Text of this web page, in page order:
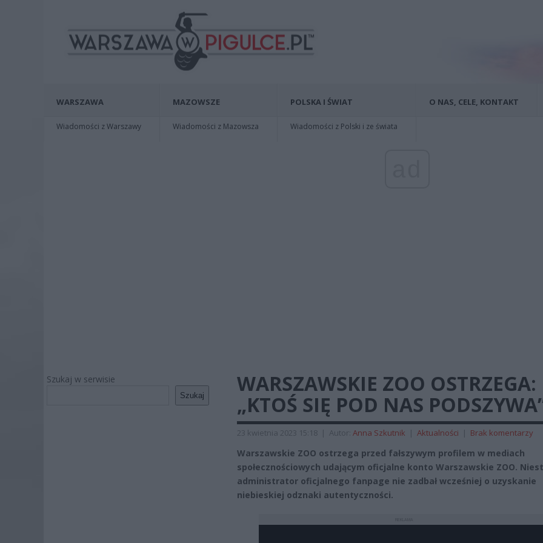
WARSZAWA
Wiadomości z Warszawy
MAZOWSZE
Wiadomości z Mazowsza
POLSKA I ŚWIAT
Wiadomości z Polski i ze świata
O NAS, CELE, KONTAKT
Szukaj w serwisie
Szukaj
WARSZAWSKIE ZOO OSTRZEGA:
„KTOŚ SIĘ POD NAS
23 kwietnia 2023 15:18 | Autor: Anna Szkutnik | Aktualności | Brak komentarzy
Warszawskie ZOO ostrzega przed fałszywym profilem w mediach
społecznościowych udającym oficjalne konto Warszawskie ZOO.
administrator oficjalnego fanpage nie zadbał wcześniej o uzyskanie
niebieskiej odznaki autentyczności.